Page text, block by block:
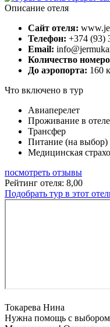
Описание отеля
Сайт отеля:
Телефон: +374 (93)
Email:
Количество
До аэропорта: 160
Что включено в тур
Авиаперелет
Проживание в отеле
Трансфер
Питание (на выбор)
Медицинская
посмотреть отзывы
Рейтинг отеля: 8,00
Подобрать тур в этот
Токарева Нина
Нужна помощь с выбором